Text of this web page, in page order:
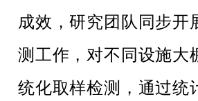
成效，研究团队同步开
测工作，对不同设施大
统化取样检测，通过统